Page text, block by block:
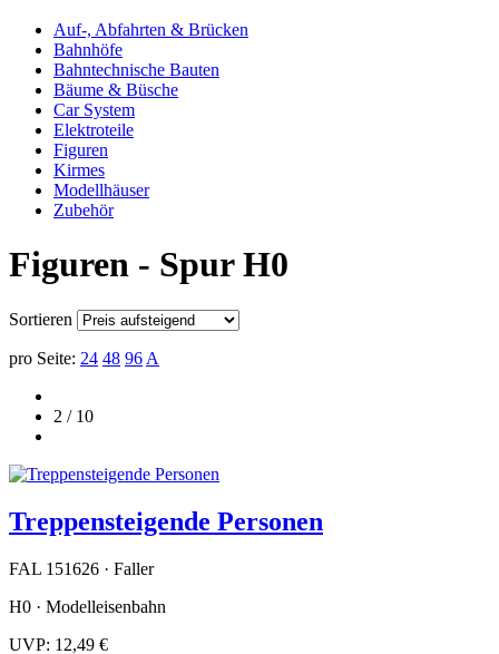
Auf-, Abfahrten & Brücken
Bahnhöfe
Bahntechnische Bauten
Bäume & Büsche
Car System
Elektroteile
Figuren
Kirmes
Modellhäuser
Zubehör
Figuren - Spur H0
Sortieren
pro Seite: 24 48 96 A
2 / 10
Treppensteigende Personen
FAL 151626 · Faller
H0 · Modelleisenbahn
UVP: 12,49 €